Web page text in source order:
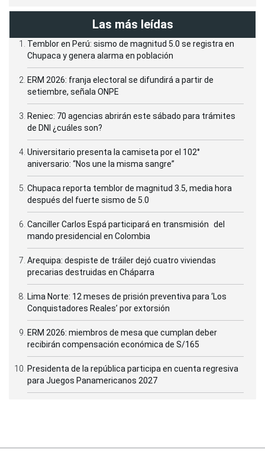
Las más leídas
Temblor en Perú: sismo de magnitud 5.0 se registra en
Chupaca y genera alarma en población
ERM 2026: franja electoral se difundirá a partir de
setiembre, señala ONPE
Reniec: 70 agencias abrirán este sábado para trámites
de DNI ¿cuáles son?
Universitario presenta la camiseta por el 102°
aniversario: “Nos une la misma sangre”
Chupaca reporta temblor de magnitud 3.5, media hora
después del fuerte sismo de 5.0
Canciller Carlos Espá participará en transmisión del
mando presidencial en Colombia
Arequipa: despiste de tráiler dejó cuatro viviendas
precarias destruidas en Cháparra
Lima Norte: 12 meses de prisión preventiva para ‘Los
Conquistadores Reales’ por extorsión
ERM 2026: miembros de mesa que cumplan deber
recibirán compensación económica de S/165
Presidenta de la república participa en cuenta regresiva
para Juegos Panamericanos 2027